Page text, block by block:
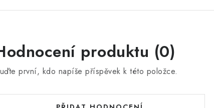
produktu (0)
první, kdo napíše příspěvek k této položce.